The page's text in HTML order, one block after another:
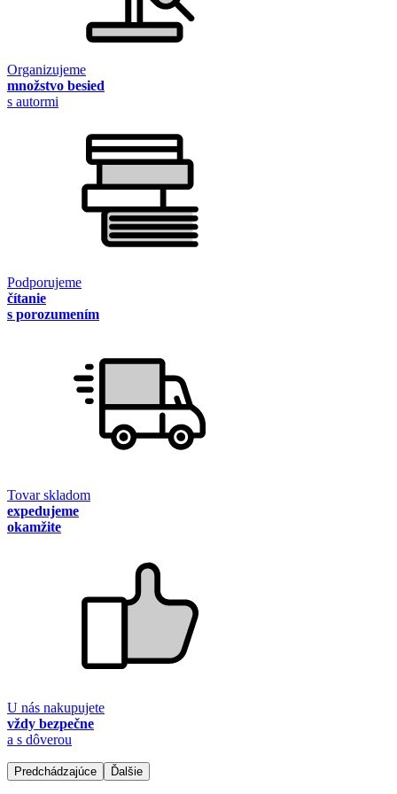
Organizujeme
množstvo besied
s autormi
Podporujeme
čítanie
s porozumením
Tovar skladom
expedujeme
okamžite
U nás nakupujete
vždy bezpečne
a s dôverou
Predchádzajúce Ďalšie